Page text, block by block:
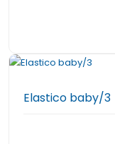
Elastico baby/3